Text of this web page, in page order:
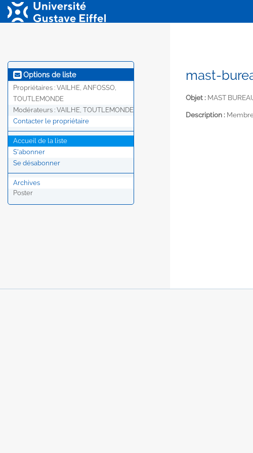
Options de liste
Propriétaires : VAILHE, ANFOSSO,
TOUTLEMONDE
Modérateurs : VAILHE, TOUTLEMONDE
Contacter le propriétaire
Accueil de la liste
S'abonner
Se désabonner
Archives
Poster
mast-
Objet : MAST
Description :